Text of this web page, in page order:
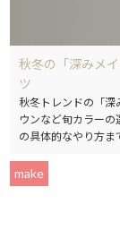
秋冬の「深みメ
ツ
秋冬トレンドの「深
ウンなど旬カラー
の具体的なやり方ま
make